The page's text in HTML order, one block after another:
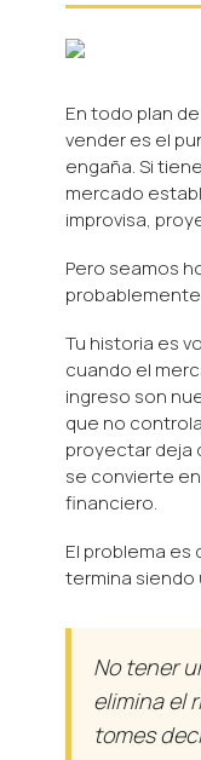
En todo plan
vender es el
engaña. Si
mercado
improvisa,
Pero seamos
Tu historia es
cuando el
ingreso son
que no
proyectar deja
se convierte
financiero.
El problema
termina siendo
No tener
elimina el
tomes